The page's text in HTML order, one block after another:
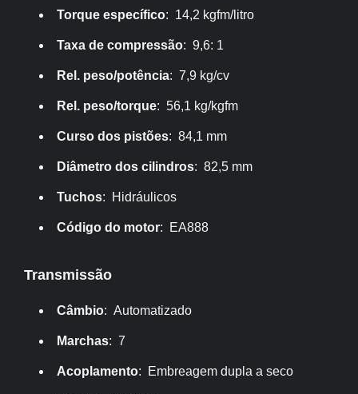
Torque específico: 14,2 kgfm/litro
Taxa de compressão: 9,6: 1
Rel. peso/potência: 7,9 kg/cv
Rel. peso/torque: 56,1 kg/kgfm
Curso dos pistões: 84,1 mm
Diâmetro dos cilindros: 82,5 mm
Tuchos: Hidráulicos
Código do motor: EA888
Transmissão
Câmbio: Automatizado
Marchas: 7
Acoplamento: Embreagem dupla a seco